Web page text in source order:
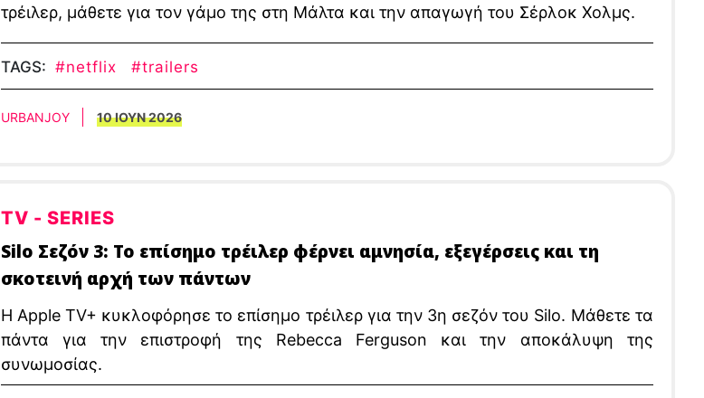
τρέιλερ, μάθετε για τον γάμο της στη Μάλτα και την απαγωγή του Σέρλοκ Χολμς.
TAGS: #netflix #trailers
URBANJOY 10 ΙΟΥΝ 2026
TV - SERIES
Silo Σεζόν 3: Το επίσημο τρέιλερ φέρνει αμνησία, εξεγέρσεις και τη
σκοτεινή αρχή των πάντων
Η Apple TV+ κυκλοφόρησε το επίσημο τρέιλερ για την 3η σεζόν του Silo. Μάθετε τα
πάντα για την επιστροφή της Rebecca Ferguson και την αποκάλυψη της
συνωμοσίας.